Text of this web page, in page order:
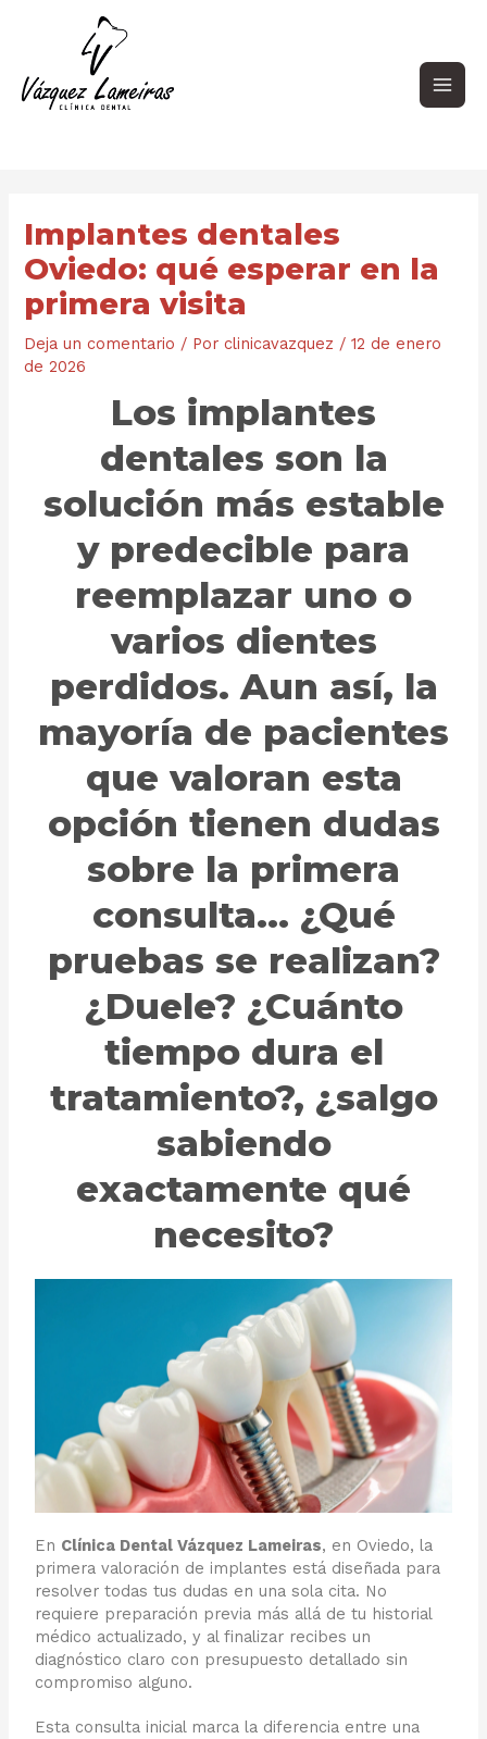
Implantes dentales
Oviedo: qué esperar en la
primera visita
Deja un comentario / Porclinicavazquez /12 de enero
de 2026
Los implantes
dentales son la
solución más estable
y predecible para
reemplazar uno o
varios dientes
perdidos. Aun así, la
mayoría de pacientes
que valoran esta
opción tienen dudas
sobre la primera
consulta... ¿Qué
pruebas se realizan?
¿Duele? ¿Cuánto
tiempo dura el
tratamiento?, ¿salgo
sabiendo
exactamente qué
necesito?
En Clínica Dental Vázquez Lameiras, en Oviedo, la
primera valoración de implantes está diseñada para
resolver todas tus dudas en una sola cita. No
requiere preparación previa más allá de tu historial
médico actualizado, y al finalizar recibes un
diagnóstico claro con presupuesto detallado sin
compromiso alguno.
Esta consulta inicial marca la diferencia entre una